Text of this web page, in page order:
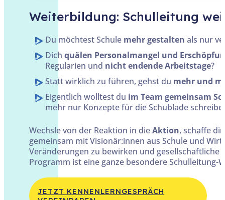
Weiterbildung: Schulleitung
Du möchtest Schule mehr gestalten als nur
Dich quälen Personalmangel und
Regularien und nicht endende Arbeitstage?
Statt wirklich zu führen, gehst du mehr und
Eigentlich wolltest du im Team gemeinsam
mehr nur Konzepte für die Schublade
Wechsle von der Reaktion in dieAktion, schaffe
gemeinsam mit Visionär:innen aus Schule und
Veränderungen zu bewirken und
Programm ist eine ganze besondere Schulleitung-
JETZT KENNEN­LERN­GESPRÄCH